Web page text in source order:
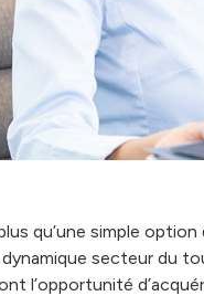
qu’une simple
secteur du
l’opportunité